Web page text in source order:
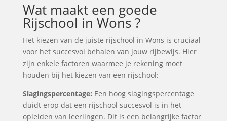
Wat maakt een goede
Rijschool in Wons ?
Het kiezen van de juiste rijschool in Wons is cruciaal
voor het succesvol behalen van jouw rijbewijs. Hier
zijn enkele factoren waarmee je rekening moet
houden bij het kiezen van een rijschool:
Slagingspercentage: Een hoog slagingspercentage
duidt erop dat een rijschool succesvol is in het
opleiden van leerlingen. Dit is een belangrijke factor